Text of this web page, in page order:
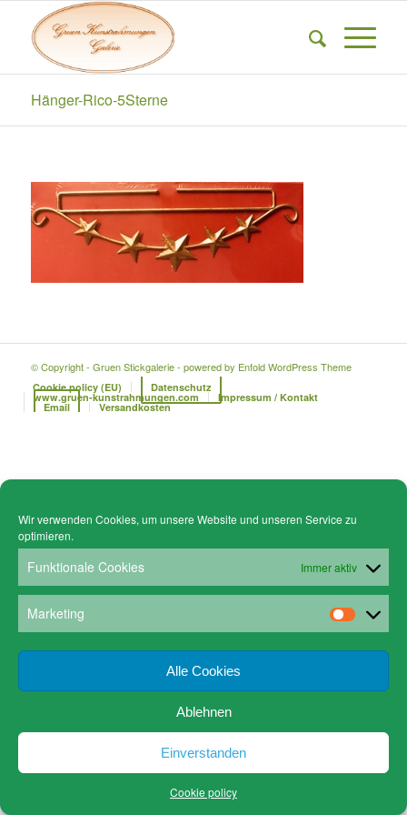
Wir verwenden Cookies, um unsere Website und unseren Service zu
optimieren.
Funktionale Cookies Immer aktiv
Marketing
Alle Cookies
Ablehnen
Einverstanden
Cookie policy
Hänger-Rico-5Sterne
© Copyright - Gruen Stickgalerie - powered by Enfold WordPress Theme
Cookie policy (EU) Datenschutz
www.gruen-kunstrahmungen.com Impressum / Kontakt
Email Versandkosten